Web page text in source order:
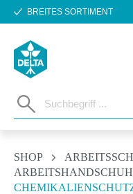
Zum Hauptinhalt springen
BREITES SORTIMENT
SHOP